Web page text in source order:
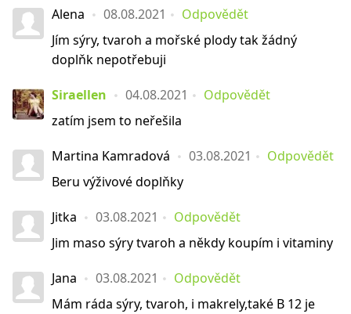
Alena 08.08.2021
Odpovědět
Jím sýry, tvaroh a mořské plody tak žádný
doplňk nepotřebuji
Siraellen 04.08.2021
Odpovědět
zatím jsem to neřešila
Martina Kamradová 03.08.2021
Odpovědět
Beru výživové doplňky
Jitka 03.08.2021
Odpovědět
Jim maso sýry tvaroh a někdy koupím i vitaminy
Jana 03.08.2021
Odpovědět
Mám ráda sýry, tvaroh, i makrely,také B 12 je